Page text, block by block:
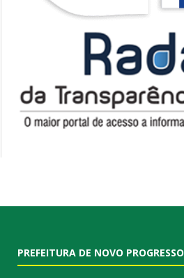
PREFEITURA DE NOVO PROGRESSO